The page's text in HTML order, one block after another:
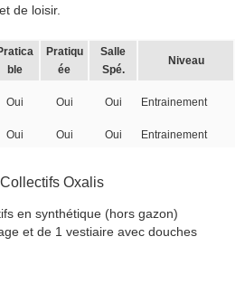
de loisir.
ble
Pratiqu
ée
Salle
Spé.
Niveau
Oui Oui Oui Entrainement
Oui Oui Oui Entrainement
Oxalis
en synthétique (hors gazon)
et de 1 vestiaire avec douches